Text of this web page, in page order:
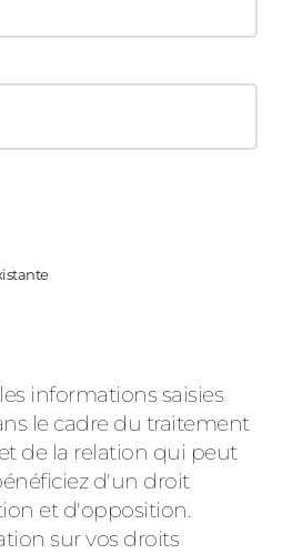
informations saisies
le cadre du traitement
de la relation qui peut
d'un droit
et d'opposition.
sur vos droits